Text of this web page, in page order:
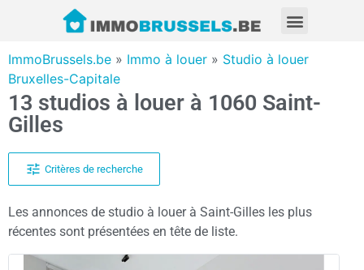
ImmoBrussels.be » Immo à louer » Studio à louer
Bruxelles-Capitale
13 studios à louer à 1060 Saint-
Gilles
Critères de recherche
Les annonces de studio à louer à Saint-Gilles les plus
récentes sont présentées en tête de liste.